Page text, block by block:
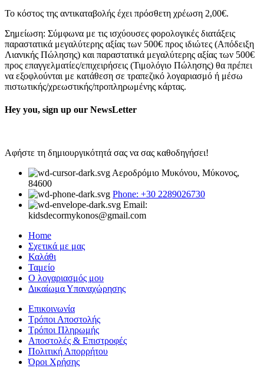
Το κόστος της αντικαταβολής έχει πρόσθετη χρέωση 2,00€.
Σημείωση: Σύμφωνα με τις ισχύουσες φορολογικές διατάξεις
παραστατικά μεγαλύτερης αξίας των 500€ προς ιδιώτες (Απόδειξη
Λιανικής Πώλησης) και παραστατικά μεγαλύτερης αξίας των 500€
προς επαγγελματίες/επιχειρήσεις (Τιμολόγιο Πώλησης) θα πρέπει
να εξοφλούνται με κατάθεση σε τραπεζικό λογαριασμό ή μέσω
πιστωτικής/χρεωστικής/προπληρωμένης κάρτας.
Hey you, sign up our NewsLetter
Αφήστε τη δημιουργικότητά σας να σας καθοδηγήσει!
Αεροδρόμιο Μυκόνου, Μύκονος,
84600
Phone: +30 2289026730
Email:
kidsdecormykonos@gmail.com
Home
Σχετικά με μας
Καλάθι
Ταμείο
Ο λογαριασμός μου
Δικαίωμα Υπαναχώρησης
Επικοινωνία
Τρόποι Αποστολής
Τρόποι Πληρωμής
Αποστολές & Επιστροφές
Πολιτική Απορρήτου
Όροι Χρήσης